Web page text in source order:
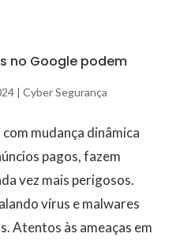
no Google podem
| Cyber Segurança
mudança dinâmica
pagos, fazem
vez mais perigosos.
vírus e malwares
Atentos às ameaças em